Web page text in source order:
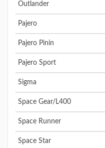
Outlander
Pajero
Pajero Pinin
Pajero Sport
Sigma
Space Gear/L400
Space Runner
Space Star